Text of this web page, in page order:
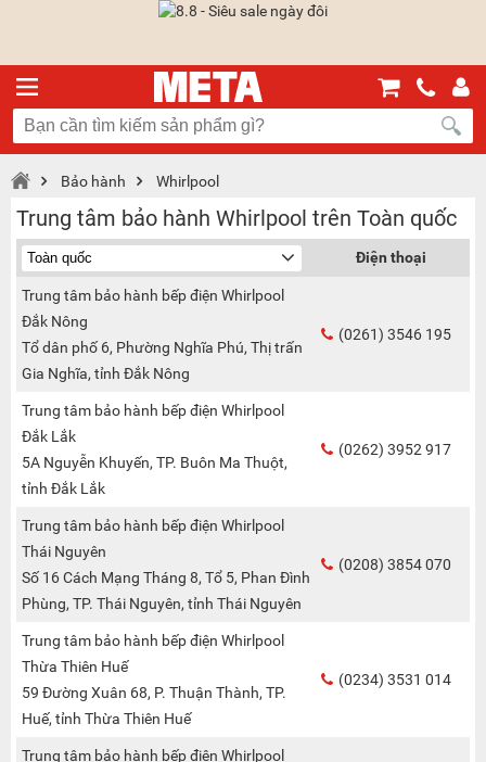
Bảo hành Whirlpool
Trung tâm bảo hành Whirlpool trên Toàn quốc
Điện thoại
Trung tâm bảo hành bếp điện Whirlpool
Đắk Nông
Tổ dân phố 6, Phường Nghĩa Phú, Thị trấn
Gia Nghĩa, tỉnh Đắk Nông
(0261) 3546 195
Trung tâm bảo hành bếp điện Whirlpool
Đắk Lắk
5A Nguyễn Khuyến, TP. Buôn Ma Thuột,
tỉnh Đắk Lắk
(0262) 3952 917
Trung tâm bảo hành bếp điện Whirlpool
Thái Nguyên
Số 16 Cách Mạng Tháng 8, Tổ 5, Phan Đình
Phùng, TP. Thái Nguyên, tỉnh Thái Nguyên
(0208) 3854 070
Trung tâm bảo hành bếp điện Whirlpool
Thừa Thiên Huế
59 Đường Xuân 68, P. Thuận Thành, TP.
Huế, tỉnh Thừa Thiên Huế
(0234) 3531 014
Trung tâm bảo hành bếp điện Whirlpool